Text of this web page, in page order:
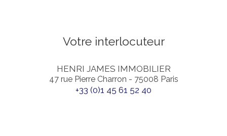
Votre interlocuteur
HENRI JAMES IMMOBILIER
47 rue Pierre Charron - 75008 Paris
+33 (0)1 45 61 52 40